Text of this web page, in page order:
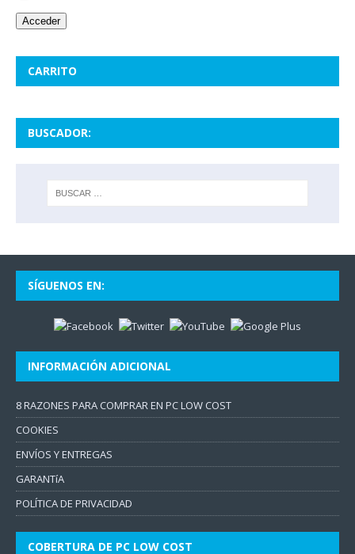
Acceder
CARRITO
BUSCADOR:
SÍGUENOS EN:
INFORMACIÓN ADICIONAL
8 RAZONES PARA COMPRAR EN PC LOW COST
COOKIES
ENVÍOS Y ENTREGAS
GARANTíA
POLÍTICA DE PRIVACIDAD
COBERTURA DE PC LOW COST